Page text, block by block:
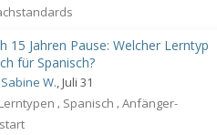
15 Jahren Pause: Welcher Lerntyp
für Spanisch?
Sabine W., Juli 31
Lerntypen, Spanisch, Anfänger-